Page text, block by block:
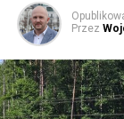
Przez